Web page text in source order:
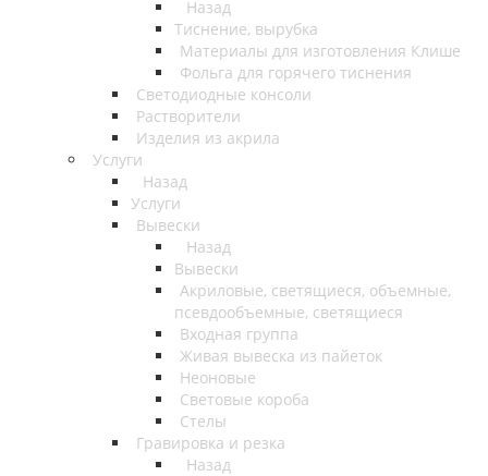
Назад
Тиснение, вырубка
Материалы для изготовления Клише
Фольга для горячего тиснения
Светодиодные консоли
Растворители
Изделия из акрила
Услуги
Назад
Услуги
Вывески
Назад
Вывески
Акриловые, светящиеся, объемные,
псевдообъемные, светящиеся
Входная группа
Живая вывеска из пайеток
Неоновые
Световые короба
Стелы
Гравировка и резка
Назад